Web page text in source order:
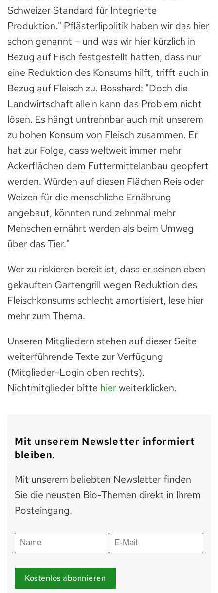
Schweizer Standard für Integrierte
Produktion." Pflästerlipolitik haben wir das hier
schon genannt – und was wir hier kürzlich in
Bezug auf Fisch festgestellt hatten, dass nur
eine Reduktion des Konsums hilft, trifft auch in
Bezug auf Fleisch zu. Bosshard: "Doch die
Landwirtschaft allein kann das Problem nicht
lösen. Es hängt untrennbar auch mit unserem
zu hohen Konsum von Fleisch zusammen. Er
hat zur Folge, dass weltweit immer mehr
Ackerflächen dem Futtermittelanbau geopfert
werden. Würden auf diesen Flächen Reis oder
Weizen für die menschliche Ernährung
angebaut, könnten rund zehnmal mehr
Menschen ernährt werden als beim Umweg
über das Tier."
Wer zu riskieren bereit ist, dass er seinen eben
gekauften Gartengrill wegen Reduktion des
Fleischkonsums schlecht amortisiert, lese hier
mehr zum Thema.
Unseren Mitgliedern stehen auf dieser Seite
weiterführende Texte zur Verfügung
(Mitglieder-Login oben rechts).
Nichtmitglieder bitte hierweiterklicken.
Mit unserem Newsletter informiert
bleiben.
Mit unserem beliebten Newsletter finden
Sie die neusten Bio-Themen direkt in Ihrem
Posteingang.
Kostenlos abonnieren